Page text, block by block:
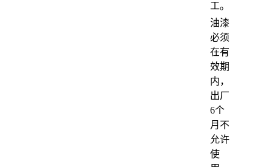
工。
油漆
必须
在有
效期
内，
出厂
6个
月不
允许
使